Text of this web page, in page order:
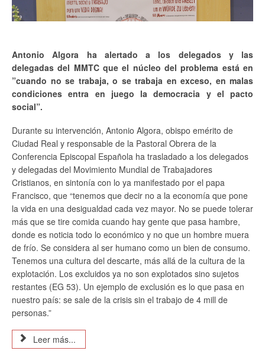
Antonio Algora ha alertado a los delegados y las
delegadas del MMTC que el núcleo del problema está en
”cuando no se trabaja, o se trabaja en exceso, en malas
condiciones entra en juego la democracia y el pacto
social”.
Durante su intervención, Antonio Algora, obispo emérito de
Ciudad Real y responsable de la Pastoral Obrera de la
Conferencia Episcopal Española ha trasladado a los delegados
y delegadas del Movimiento Mundial de Trabajadores
Cristianos, en sintonía con lo ya manifestado por el papa
Francisco, que “tenemos que decir no a la economía que pone
la vida en una desigualdad cada vez mayor. No se puede tolerar
más que se tire comida cuando hay gente que pasa hambre,
donde es noticia todo lo económico y no que un hombre muera
de frío. Se considera al ser humano como un bien de consumo.
Tenemos una cultura del descarte, más allá de la cultura de la
explotación. Los excluidos ya no son explotados sino sujetos
restantes (EG 53). Un ejemplo de exclusión es lo que pasa en
nuestro país: se sale de la crisis sin el trabajo de 4 mill de
personas.”
Leer más...